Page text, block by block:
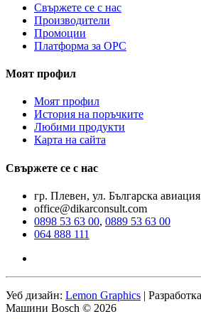
Свържете се с нас
Производители
Промоции
Платформа за ОРС
Моят профил
Моят профил
История на поръчките
Любими продукти
Карта на сайта
Свържете се с нас
гр. Плевен, ул. Българска
office@dikarconsult.com
0898 53 63 00, 0889 53 63 00
064 888 111
Уеб дизайн: Lemon Graphics |
Машини Bosch © 2026